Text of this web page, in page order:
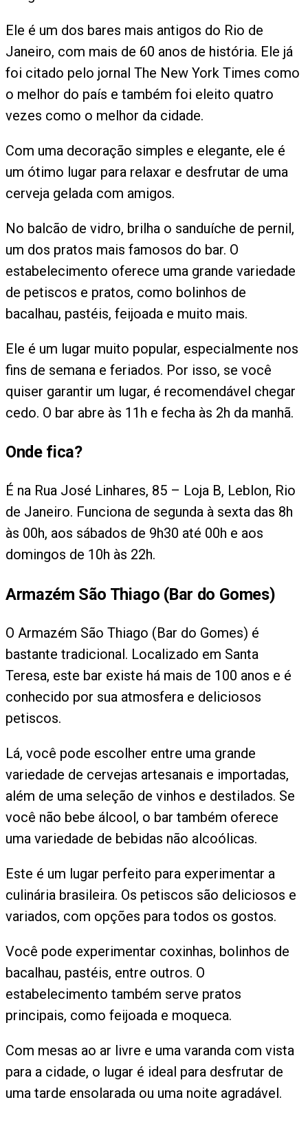
Ele é um dos bares mais antigos do Rio de
Janeiro, com mais de 60 anos de história. Ele já
foi citado pelo jornal The New York Times como
o melhor do país e também foi eleito quatro
vezes como o melhor da cidade.
Com uma decoração simples e elegante, ele é
um ótimo lugar para relaxar e desfrutar de uma
cerveja gelada com amigos.
No balcão de vidro, brilha o sanduíche de pernil,
um dos pratos mais famosos do bar. O
estabelecimento oferece uma grande variedade
de petiscos e pratos, como bolinhos de
bacalhau, pastéis, feijoada e muito mais.
Ele é um lugar muito popular, especialmente nos
fins de semana e feriados. Por isso, se você
quiser garantir um lugar, é recomendável chegar
cedo. O bar abre às 11h e fecha às 2h da manhã.
Onde fica?
É na Rua José Linhares, 85 – Loja B, Leblon, Rio
de Janeiro. Funciona de segunda à sexta das 8h
às 00h, aos sábados de 9h30 até 00h e aos
domingos de 10h às 22h.
Armazém São Thiago (Bar do Gomes)
O Armazém São Thiago (Bar do Gomes) é
bastante tradicional. Localizado em Santa
Teresa, este bar existe há mais de 100 anos e é
conhecido por sua atmosfera e deliciosos
petiscos.
Lá, você pode escolher entre uma grande
variedade de cervejas artesanais e importadas,
além de uma seleção de vinhos e destilados. Se
você não bebe álcool, o bar também oferece
uma variedade de bebidas não alcoólicas.
Este é um lugar perfeito para experimentar a
culinária brasileira. Os petiscos são deliciosos e
variados, com opções para todos os gostos.
Você pode experimentar coxinhas, bolinhos de
bacalhau, pastéis, entre outros. O
estabelecimento também serve pratos
principais, como feijoada e moqueca.
Com mesas ao ar livre e uma varanda com vista
para a cidade, o lugar é ideal para desfrutar de
uma tarde ensolarada ou uma noite agradável.